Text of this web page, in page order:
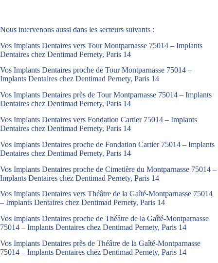
Nous intervenons aussi dans les secteurs suivants :
Vos Implants Dentaires vers Tour Montparnasse 75014 – Implants
Dentaires chez Dentimad Pernety, Paris 14
Vos Implants Dentaires proche de Tour Montparnasse 75014 –
Implants Dentaires chez Dentimad Pernety, Paris 14
Vos Implants Dentaires près de Tour Montparnasse 75014 – Implants
Dentaires chez Dentimad Pernety, Paris 14
Vos Implants Dentaires vers Fondation Cartier 75014 – Implants
Dentaires chez Dentimad Pernety, Paris 14
Vos Implants Dentaires proche de Fondation Cartier 75014 – Implants
Dentaires chez Dentimad Pernety, Paris 14
Vos Implants Dentaires proche de Cimetière du Montparnasse 75014 –
Implants Dentaires chez Dentimad Pernety, Paris 14
Vos Implants Dentaires vers Théâtre de la Gaîté-Montparnasse 75014
– Implants Dentaires chez Dentimad Pernety, Paris 14
Vos Implants Dentaires proche de Théâtre de la Gaîté-Montparnasse
75014 – Implants Dentaires chez Dentimad Pernety, Paris 14
Vos Implants Dentaires près de Théâtre de la Gaîté-Montparnasse
75014 – Implants Dentaires chez Dentimad Pernety, Paris 14